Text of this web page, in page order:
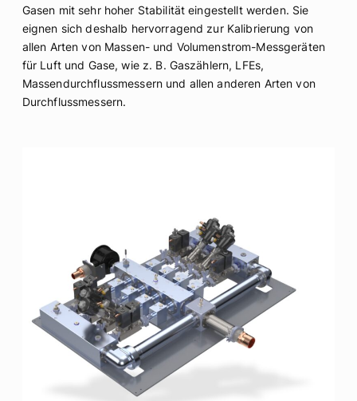
Gasen mit sehr hoher Stabilität eingestellt werden. Sie
eignen sich deshalb hervorragend zur Kalibrierung von
allen Arten von Massen- und Volumenstrom-Messgeräten
für Luft und Gase, wie z. B. Gaszählern, LFEs,
Massendurchflussmessern und allen anderen Arten von
Durchflussmessern.